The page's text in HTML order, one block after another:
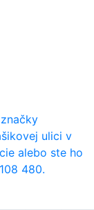
ulici v
alebo ste ho
480.